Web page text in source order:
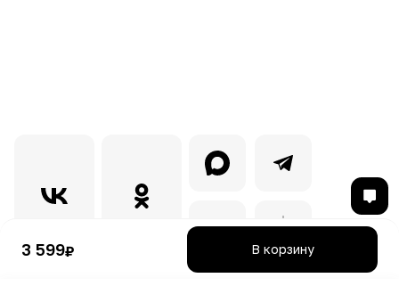
3 599₽ В корзину